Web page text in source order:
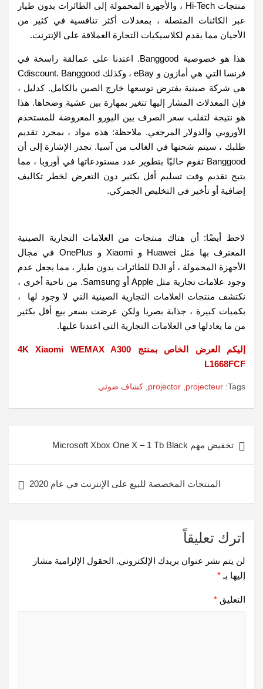
منتجات Hi-Tech ، والأجهزة المحمولة إلى الطائرات بدون طيار
عبر الكائنات المتصلة ، بمعدلات أكثر تنافسية في كثير من
الأحيان مما يقدم لكلاسيكيات التجارة العملاقة على الإنترنت.
هذا هو خصوصية Banggood. اعتدنا على عمالقة راسخة في
فرنسا التي هي أمازون و eBay ، وكذلك Cdiscount. Banggood
هي شركة صينية يفترض توسعها خارج الصين بالكامل. كدليل ،
فإن المعدلات المشار إليها تتغير بمهارة بين عشية وضحاها. هذا
هو نتيجة لتقلب سعر الصرف بين اليورو المعروضة للمستخدم
الأوروبي والدولار المرجعي. ملاحظة: هذه مواد ، بمجرد تقديم
طلبك ، سيتم شحنها في الغالب من آسيا. تجدر الإشارة إلى أن
Banggood تقوم حاليًا بتطوير عدد مستودعاتها في أوروبا ، مما
يتيح تقديم وقت تسليم أقل بكثير دون التعرض لخطر تكاليف
إضافية أو تأخير في التخليص الجمركي.
لاحظ أيضًا: أن هناك منتجات من العلامات التجارية الصينية
المعترف بها مثل Huawei و Xiaomi و OnePlus في مجال
الأجهزة المحمولة ، أو DJI للطائرات بدون طيار ، مما يجعل عدم
وجود علامات تجارية مثل Apple أو Samsung. من ناحية أخرى ،
نكتشف منتجات العلامات التجارية الصينية التي لا وجود لها ،
بكميات كبيرة ، جذابة بصريا ولكن عرضت بسعر بيع أقل بكثير
من ما يعادلها في العلامات التجارية التي اعتدنا عليها.
إليكم العرض الخاص بمنتج 4K Xiaomi WEMAX A300
L1668FCF
Tags:
projecteur
projector كشاف ضوئي
المقالات
تخفيض مهم Microsoft Xbox One X – 1 Tb Black
المنتجات المخصصة للبيع على الإنترنت في عام 2020
اترك تعليقاً
لن يتم نشر عنوان بريدك الإلكتروني. الحقول الإلزامية مشار
إليها بـ *
التعليق *